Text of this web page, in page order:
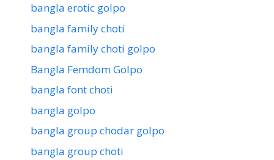
bangla erotic golpo
bangla family choti
bangla family choti golpo
Bangla Femdom Golpo
bangla font choti
bangla golpo
bangla group chodar golpo
bangla group choti